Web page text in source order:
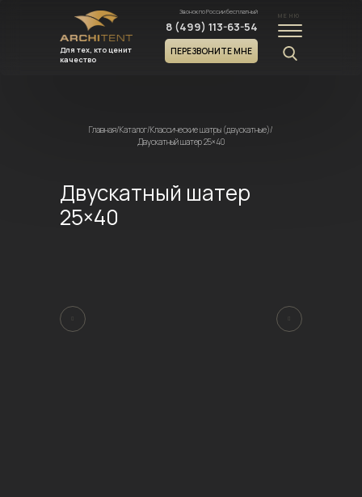
Для тех, кто ценит
качество
Звонок по России бесплатный
8 (499) 113-63-54
ПЕРЕЗВОНИТЕ МНЕ
МЕНЮ
Главная/Каталог/Классические шатры (двускатные)/
Двускатный шатер 25×40
Двускатный шатер
25×40